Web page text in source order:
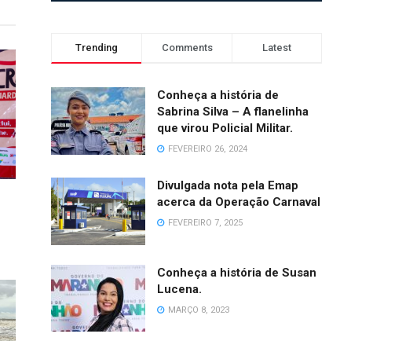
Trending Comments Latest
Conheça a história de
Sabrina Silva – A flanelinha
que virou Policial Militar.
FEVEREIRO 26, 2024
Divulgada nota pela Emap
acerca da Operação Carnaval
FEVEREIRO 7, 2025
Conheça a história de Susan
Lucena.
MARÇO 8, 2023